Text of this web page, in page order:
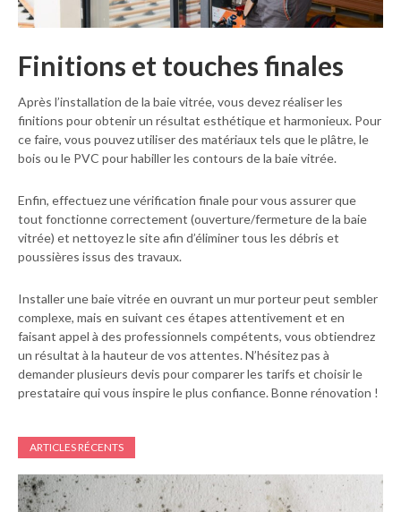
Finitions et touches finales
Après l’installation de la baie vitrée, vous devez réaliser les
finitions pour obtenir un résultat esthétique et harmonieux. Pour
ce faire, vous pouvez utiliser des matériaux tels que le plâtre, le
bois ou le PVC pour habiller les contours de la baie vitrée.
Enfin, effectuez une vérification finale pour vous assurer que
tout fonctionne correctement (ouverture/fermeture de la baie
vitrée) et nettoyez le site afin d’éliminer tous les débris et
poussières issus des travaux.
Installer une baie vitrée en ouvrant un mur porteur peut sembler
complexe, mais en suivant ces étapes attentivement et en
faisant appel à des professionnels compétents, vous obtiendrez
un résultat à la hauteur de vos attentes. N’hésitez pas à
demander plusieurs devis pour comparer les tarifs et choisir le
prestataire qui vous inspire le plus confiance. Bonne rénovation !
ARTICLES RÉCENTS